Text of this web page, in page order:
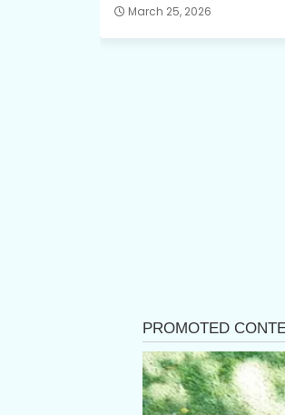
March 25, 2026